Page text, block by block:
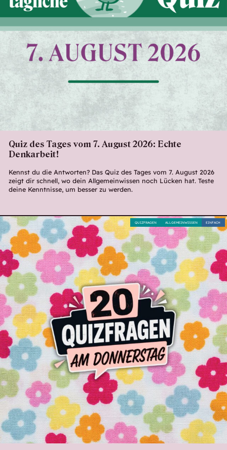
Quiz des Tages vom 7. August 2026: Echte
Denkarbeit!
Kennst du die Antworten? Das Quiz des Tages vom 7. August 2026
zeigt dir schnell, wo dein Allgemeinwissen noch Lücken hat. Teste
deine Kenntnisse, um besser zu werden.
EINFACH
ALLGEMEINWISSEN
QUIZFRAGEN